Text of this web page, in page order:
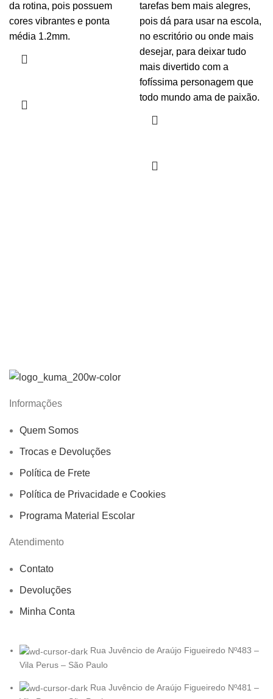
da rotina, pois possuem
cores vibrantes e ponta
média 1.2mm.
tarefas bem mais alegres,
pois dá para usar na escola,
no escritório ou onde mais
desejar, para deixar tudo
mais divertido com a
fofíssima personagem que
todo mundo ama de paixão.
Informações
Quem Somos
Trocas e Devoluções
Política de Frete
Política de Privacidade e Cookies
Programa Material Escolar
Atendimento
Contato
Devoluções
Minha Conta
Rua Juvêncio de Araújo Figueiredo Nº483 –
Vila Perus – São Paulo
Rua Juvêncio de Araújo Figueiredo Nº481 –